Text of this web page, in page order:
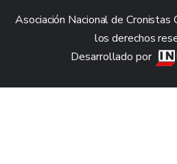
Asociación Nacional de
los derechos
Desarrollado por